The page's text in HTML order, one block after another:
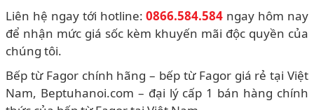
Liên hệ ngay tới hotline:0866.584.584 ngay hôm nay
để nhận mức giá sốc kèm khuyến mãi độc quyền của
chúng tôi.
Bếp từ Fagor chính hãng – bếp từ Fagor giá rẻ tại Việt
Nam, Beptuhanoi.com – đại lý cấp 1 bán hàng chính